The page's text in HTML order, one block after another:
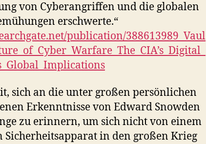
von Cyberangriffen und die globalen
erschwerte.“
publication/388613989_Vaul
sich an die unter großen persönlichen
Erkenntnisse von Edward Snowden
zu erinnern, um sich nicht von einem
Sicherheitsapparat in den großen Krieg